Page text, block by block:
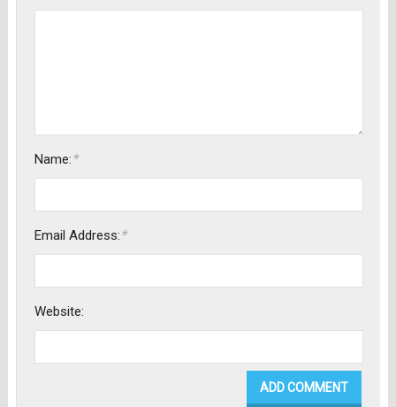
Name:*
Email Address:*
Website: